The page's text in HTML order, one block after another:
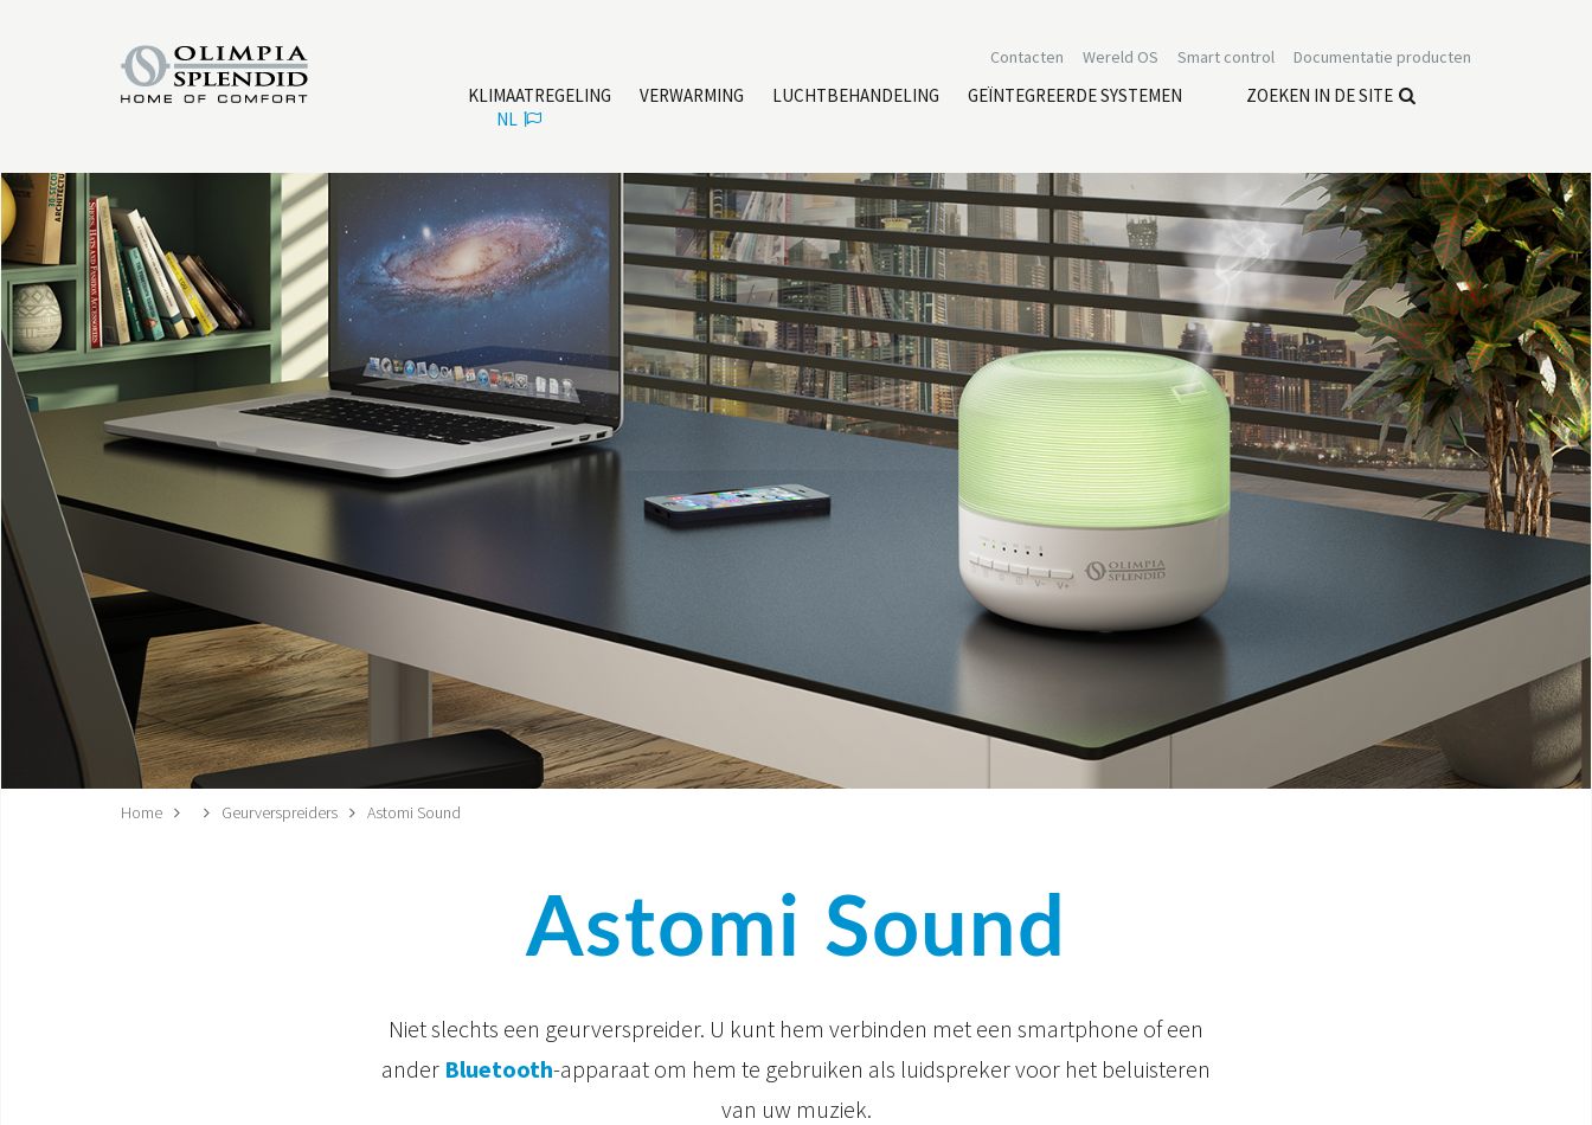
Documentatie producten
Smart control
Wereld OS
Contacten
KLIMAATREGELING VERWARMING LUCHTBEHANDELING GEÏNTEGREERDE SYSTEMEN
ZOEKEN IN DE SITE
NL
Home Geurverspreiders Astomi Sound
Astomi Sound
Niet slechts een geurverspreider. U kunt hem verbinden met een smartphone of een
ander Bluetooth-apparaat om hem te gebruiken als luidspreker voor het beluisteren
van uw muziek.